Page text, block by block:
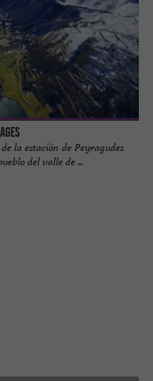
la estación de Peyragudes
del valle de ...